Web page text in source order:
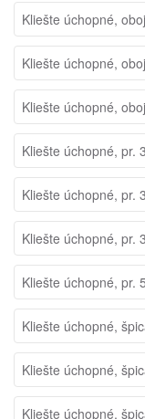
Kliešte úchopné,
Kliešte úchopné,
Kliešte úchopné,
Kliešte úchopné, pr.
Kliešte úchopné, pr.
Kliešte úchopné, pr.
Kliešte úchopné, pr.
Kliešte úchopné,
Kliešte úchopné,
Kliešte úchopné,